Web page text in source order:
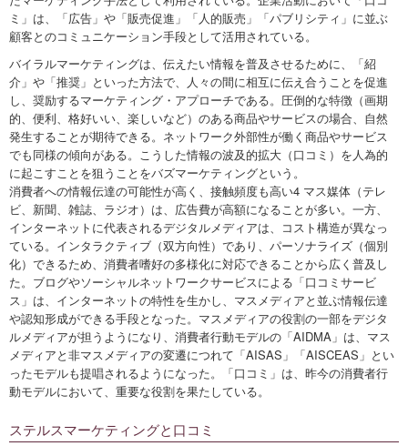
ミ」は、「広告」や「販売促進」「人的販売」「パブリシティ」に並ぶ
顧客とのコミュニケーション手段として活用されている。
バイラルマーケティングは、伝えたい情報を普及させるために、「紹
介」や「推奨」といった方法で、人々の間に相互に伝え合うことを促進
し、奨励するマーケティング・アプローチである。圧倒的な特徴（画期
的、便利、格好いい、楽しいなど）のある商品やサービスの場合、自然
発生することが期待できる。ネットワーク外部性が働く商品やサービス
でも同様の傾向がある。こうした情報の波及的拡大（口コミ）を人為的
に起こすことを狙うことをバズマーケティングという。
消費者への情報伝達の可能性が高く、接触頻度も高い4 マス媒体（テレ
ビ、新聞、雑誌、ラジオ）は、広告費が高額になることが多い。一方、
インターネットに代表されるデジタルメディアは、コスト構造が異なっ
ている。インタラクティブ（双方向性）であり、パーソナライズ（個別
化）できるため、消費者嗜好の多様化に対応できることから広く普及し
た。ブログやソーシャルネットワークサービスによる「口コミサービ
ス」は、インターネットの特性を生かし、マスメディアと並ぶ情報伝達
や認知形成ができる手段となった。マスメディアの役割の一部をデジタ
ルメディアが担うようになり、消費者行動モデルの「AIDMA」は、マス
メディアと非マスメディアの変遷につれて「AISAS」「AISCEAS」とい
ったモデルも提唱されるようになった。「口コミ」は、昨今の消費者行
動モデルにおいて、重要な役割を果たしている。
ステルスマーケティングと口コミ